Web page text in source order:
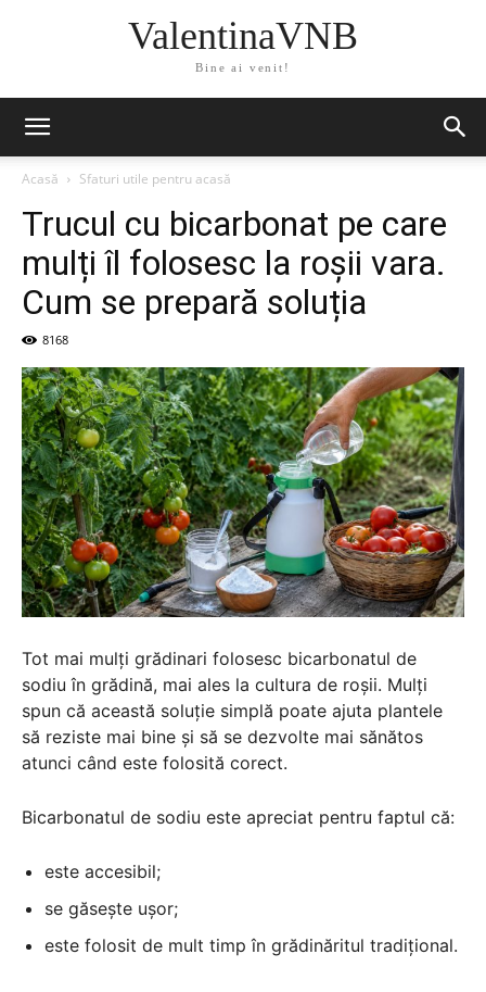
ValentinaVNB
Bine ai venit!
Acasă Sfaturi utile pentru acasă
Trucul cu bicarbonat pe care
mulți îl folosesc la roșii vara.
Cum se prepară soluția
8168
Tot mai mulți grădinari folosesc bicarbonatul de
sodiu în grădină, mai ales la cultura de roșii. Mulți
spun că această soluție simplă poate ajuta plantele
să reziste mai bine și să se dezvolte mai sănătos
atunci când este folosită corect.
Bicarbonatul de sodiu este apreciat pentru faptul că:
este accesibil;
se găsește ușor;
este folosit de mult timp în grădinăritul tradițional.